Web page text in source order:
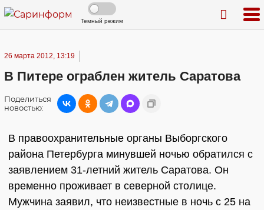
Темный режим
26 марта 2012, 13:19
В Питере ограблен житель Саратова
Поделиться
новостью:
В правоохранительные органы Выборгского
района Петербурга минувшей ночью обратился с
заявлением 31-летний житель Саратова. Он
временно проживает в северной столице.
Мужчина заявил, что неизвестные в ночь с 25 на